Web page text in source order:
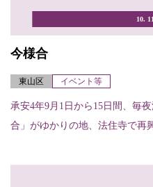
10.
今様合
東山区 イベント等
承安4年9月1日から15日間、毎
合」がゆかりの地、法住寺で再